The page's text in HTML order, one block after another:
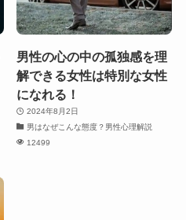
男性の心の中の孤独感を理
解できる女性は特別な女性
になれる！
2024年8月2日
男はなぜこんな態度？男性心理解説
12499